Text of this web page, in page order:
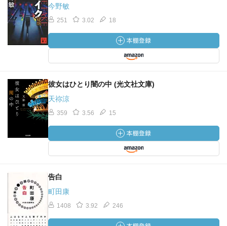
今野敏
251 3.02 18
彼女はひとり闇の中 (光文社文庫)
天祢涼
359 3.56 15
告白
町田康
1408 3.92 246